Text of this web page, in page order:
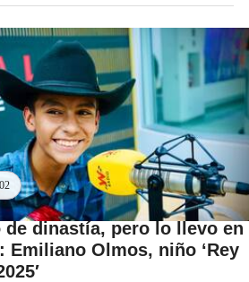
de dinastía, pero lo llevo en
Emiliano Olmos, niño ‘Rey